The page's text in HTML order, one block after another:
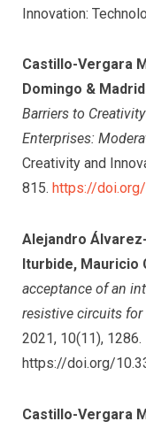
Innovation:
Castillo-Vergara
Domingo &
Barriers to
Enterprises:
Creativity and
815. https://
Alejandro
Iturbide, Mauricio
acceptance of an
resistive circuits
2021, 10(11), 1286.
https://doi.org/
Castillo-Vergara